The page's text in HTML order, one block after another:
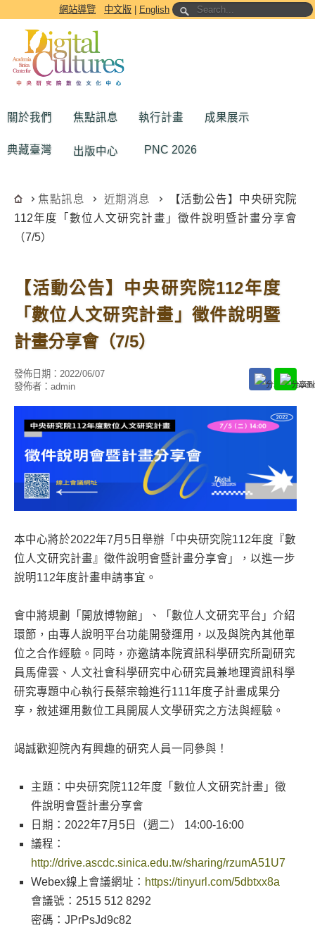
跳到主要內容區塊網站導覽 中文版 English
關於我們 焦點訊息 執行計畫 成果展示
典藏臺灣 出版中心 PNC 2026
焦點訊息 近期消息
【活動公告】中央研究院
112年度「數位人文研究計畫」徵件說明暨計畫分享會
（7/5）
【活動公告】中央研究院112年度
「數位人文研究計畫」徵件說明暨
計畫分享會（7/5）
發佈日期： 2022/06/07
發佈者： admin
本中心將於2022年7月5日舉辦「中央研究院112年度『數
位人文研究計畫』徵件說明會暨計畫分享會」，以進一步
說明112年度計畫申請事宜。
會中將規劃「開放博物館」、「數位人文研究平台」介紹
環節，由專人說明平台功能開發運用，以及與院內其他單
位之合作經驗。同時，亦邀請本院資訊科學研究所副研究
員馬偉雲、人文社會科學研究中心研究員兼地理資訊科學
研究專題中心執行長蔡宗翰進行111年度子計畫成果分
享，敘述運用數位工具開展人文學研究之方法與經驗。
竭誠歡迎院內有興趣的研究人員一同參與！
主題：中央研究院112年度「數位人文研究計畫」徵
件說明會暨計畫分享會
日期：2022年7月5日（週二） 14:00-16:00
議程：
http://drive.ascdc.sinica.edu.tw/sharing/rzumA51U7
Webex線上會議網址： https://tinyurl.com/5dbtxx8a
會議號：2515 512 8292
密碼：JPrPsJd9c82